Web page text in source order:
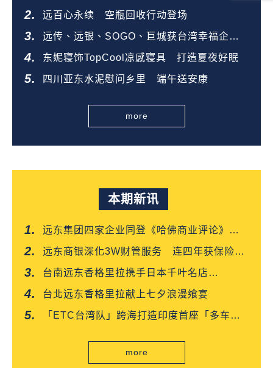
态圈
远百心永续 空瓶回收行动登场
远传、远银、SOGO、巨城获台湾幸福企业
金奖
东妮寝饰TopCool凉感寝具 打造夏夜好眠
四川亚东水泥慰问乡里 端午送安康
more
本期新讯
远东集团四家企业同登《哈佛商业评论》
「台湾企业领袖100强」
远东商银深化3W财管服务 连四年获保险信
望爱双奖肯定
台南远东香格里拉携手日本千叶名店
「CROISSANT」 得奖可颂抢先上市
台北远东香格里拉献上七夕浪漫飨宴
「ETC台湾队」跨海打造印度首座「多车道
more